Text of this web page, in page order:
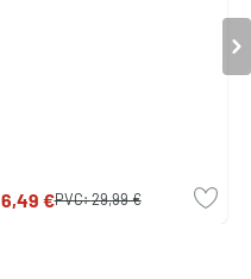
6,49 €PVC:29,99 €